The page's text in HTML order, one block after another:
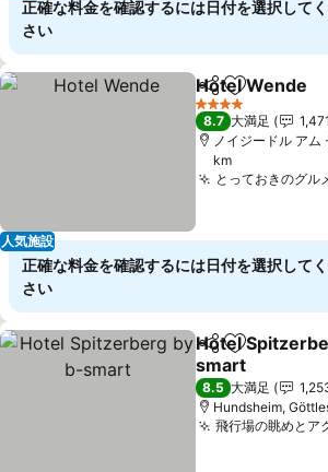
正確な料金を確認するには日付を選択して
さい
人気施設
シェアお気に入り
Hotel Wende
4 ホテルのランク
8.7 大満足
ノイジードル アム
km
とっておきのグル
正確な料金を確認するには日付を選択して
さい
シェアお気に入り
Hotel
smart
料金を表示
8.5 大満足
Hundsheim,
飛行場の眺めとア